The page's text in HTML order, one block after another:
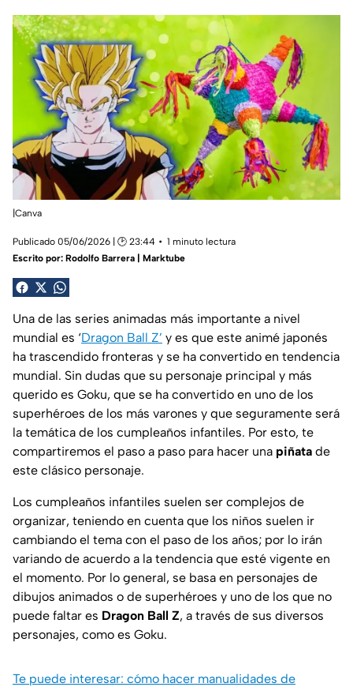
|Canva
Publicado 05/06/2026 | 🕑 23:44
1 minuto lectura
Escrito por: Rodolfo Barrera | Marktube
Una de las series animadas más importante a nivel
mundial es ‘Dragon Ball Z’ y es que este animé japonés
ha trascendido fronteras y se ha convertido en tendencia
mundial. Sin dudas que su personaje principal y más
querido es Goku, que se ha convertido en uno de los
superhéroes de los más varones y que seguramente será
la temática de los cumpleaños infantiles. Por esto, te
compartiremos el paso a paso para hacer una piñata de
este clásico personaje.
Los cumpleaños infantiles suelen ser complejos de
organizar, teniendo en cuenta que los niños suelen ir
cambiando el tema con el paso de los años; por lo irán
variando de acuerdo a la tendencia que esté vigente en
el momento. Por lo general, se basa en personajes de
dibujos animados o de superhéroes y uno de los que no
puede faltar es Dragon Ball Z, a través de sus diversos
personajes, como es Goku.
Te puede interesar: cómo hacer manualidades de